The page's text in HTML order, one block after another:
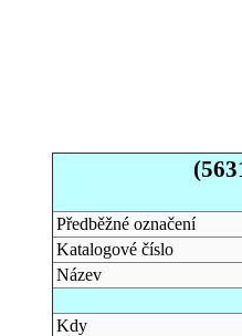
Předběžné označení
Katalogové číslo
Název
Kdy